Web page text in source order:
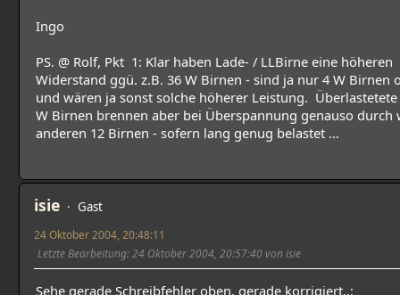
Ingo
PS. @ Rolf, Pkt 1: Klar haben Lade- / LLBirne eine höheren
Widerstand ggü. z.B. 36 W Birnen - sind ja nur 4 W Birnen
und wären ja sonst solche höherer Leistung. Überlastetete
W Birnen brennen aber bei Überspannung genauso durch
anderen 12 Birnen - sofern lang genug belastet ...
isie Gast
24 Oktober 2004, 20:48:11
Letzte Bearbeitung: 24 Oktober 2004, 20:57:40 von isie
Sehe gerade Schreibfehler oben, gerade korrigiert..: